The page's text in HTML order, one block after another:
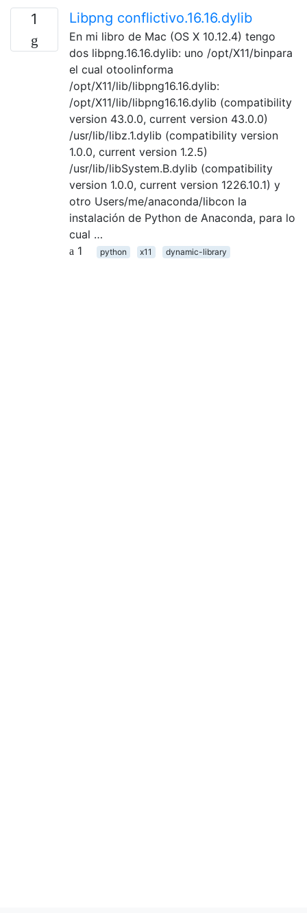
1 Libpng conflictivo.16.16.dylib
En mi libro de Mac (OS X 10.12.4) tengo
dos libpng.16.16.dylib: uno /opt/X11/binpara
el cual otoolinforma
/opt/X11/lib/libpng16.16.dylib:
/opt/X11/lib/libpng16.16.dylib (compatibility
version 43.0.0, current version 43.0.0)
/usr/lib/libz.1.dylib (compatibility version
1.0.0, current version 1.2.5)
/usr/lib/libSystem.B.dylib (compatibility
version 1.0.0, current version 1226.10.1) y
otro Users/me/anaconda/libcon la
instalación de Python de Anaconda, para lo
cual …
1
python x11 dynamic-library